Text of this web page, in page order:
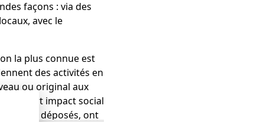
façons : via des
avec le
la plus connue est
des activités en
ou original aux
fort impact social
été déposés, ont